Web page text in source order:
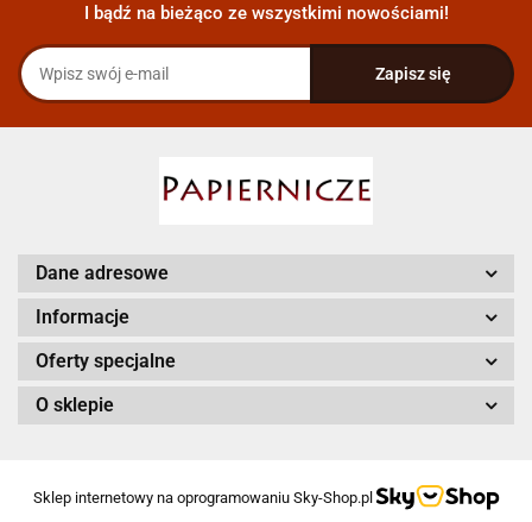
I bądź na bieżąco ze wszystkimi nowościami!
Dane adresowe
Informacje
Oferty specjalne
O sklepie
Sklep internetowy na oprogramowaniu Sky-Shop.pl